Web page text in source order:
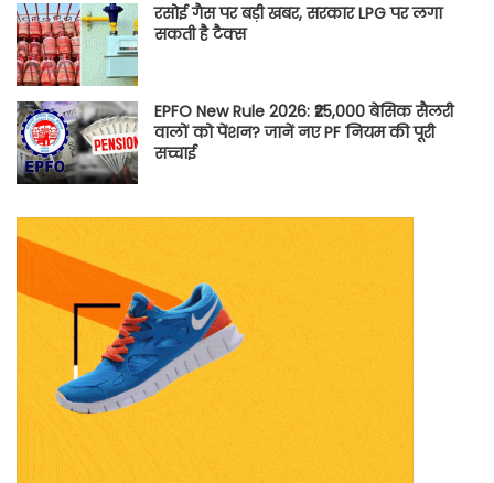
रसोई गैस पर बड़ी खबर, सरकार LPG पर लगा
सकती है टैक्स
EPFO New Rule 2026: ₹25,000 बेसिक सैलरी
वालों को पेंशन? जानें नए PF नियम की पूरी
सच्चाई